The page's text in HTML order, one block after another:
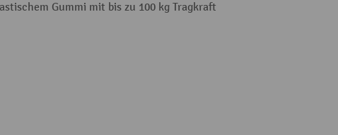
Gummi mit bis zu 100 kg Tragkraft